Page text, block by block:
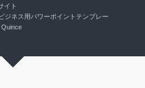
イト
ジネス用パワーポイントテンプレー